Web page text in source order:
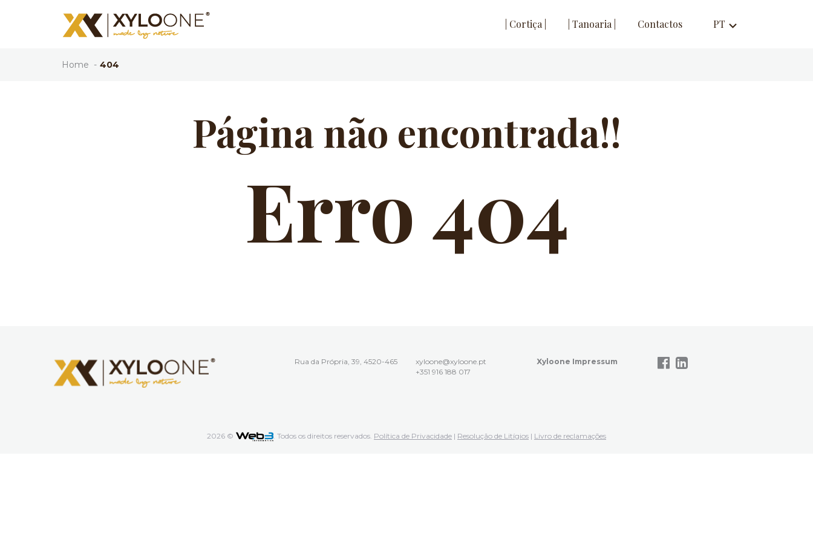
PT expand_more
| Cortiça | | Tanoaria | Contactos
Home 404
Página não encontrada!!
Erro 404
Rua da Própria, 39, 4520-465
xyloone@xyloone.pt
+351 916 188 017
Xyloone Impressum
2026 © . Todos os direitos reservados. Política de Privacidade | Resolução de Litígios | Livro de reclamações